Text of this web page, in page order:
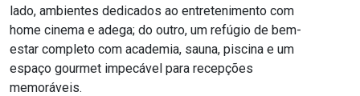
lado, ambientes dedicados ao entretenimento com
home cinema e adega; do outro, um refúgio de bem-
estar completo com academia, sauna, piscina e um
espaço gourmet impecável para recepções
memoráveis.